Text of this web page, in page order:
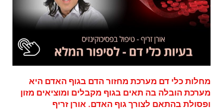
מחלות כלי דם מערכת מחזור הדם בגוף האדם היא
מערכת הובלה בה תאים בגוף מקבלים ומוציאים מזון
ופסולת בהתאם לצורך גוף האדם. אורן זריף